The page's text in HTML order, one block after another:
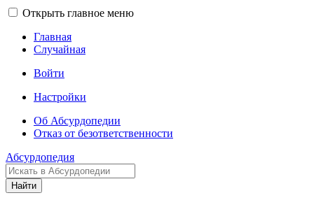
Открыть главное меню
Главная
Случайная
Войти
Настройки
Об Абсурдопедии
Отказ от безответственности
Абсурдопедия
Найти